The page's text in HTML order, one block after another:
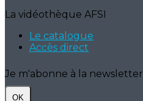
La vidéothèque AFSI
Le catalogue
Accès direct
Je m'abonne à la newsletter
OK